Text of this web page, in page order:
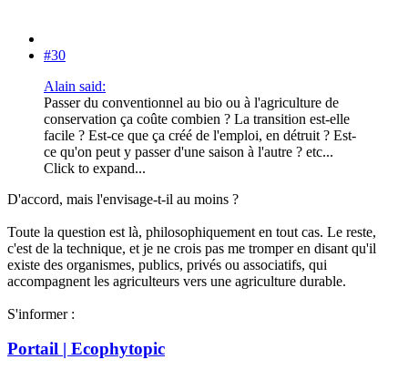
#30
Alain said:
Passer du conventionnel au bio ou à l'agriculture de
conservation ça coûte combien ? La transition est-elle
facile ? Est-ce que ça créé de l'emploi, en détruit ? Est-
ce qu'on peut y passer d'une saison à l'autre ? etc...
Click to expand...
D'accord, mais l'envisage-t-il au moins ?
Toute la question est là, philosophiquement en tout cas. Le reste,
c'est de la technique, et je ne crois pas me tromper en disant qu'il
existe des organismes, publics, privés ou associatifs, qui
accompagnent les agriculteurs vers une agriculture durable.
S'informer :
Portail | Ecophytopic